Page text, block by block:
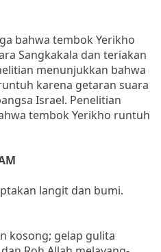
bahwa tembok Yerikho
Sangkakala dan teriakan
menunjukkan bahwa
karena getaran suara
Israel. Penelitian
tembok Yerikho runtuh
langit dan bumi.
kosong; gelap gulita